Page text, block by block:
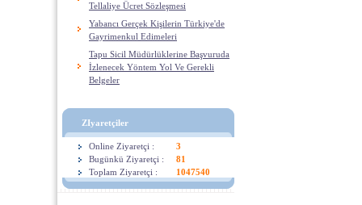
Tellaliye Ücret Sözleşmesi
Yabancı Gerçek Kişilerin Türkiye'de
Gayrimenkul Edimeleri
Tapu Sicil Müdürlüklerine Başvuruda
İzlenecek Yöntem Yol Ve Gerekli
Belgeler
ZIyaretçiler
Online Ziyaretçi :
3
Bugünkü Ziyaretçi :
81
Toplam Ziyaretçi :
1047540